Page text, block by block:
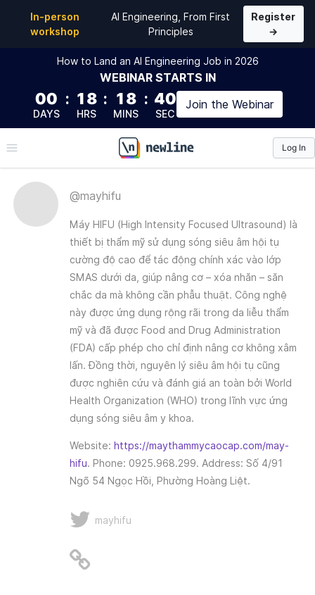
In-person
workshop
AI Engineering, From First
Principles
Register
→
How to Land an AI Engineering Job in 2026
WEBINAR STARTS IN
00
DAYS
: 18
HRS
: 18
MINS
: 40
SEC
Join the Webinar
\newline
Log In
@mayhifu
Máy HIFU (High Intensity Focused Ultrasound) là
thiết bị thẩm mỹ sử dụng sóng siêu âm hội tụ
cường độ cao để tác động chính xác vào lớp
SMAS dưới da, giúp nâng cơ – xóa nhăn – săn
chắc da mà không cần phẫu thuật. Công nghệ
này được ứng dụng rộng rãi trong da liễu thẩm
mỹ và đã được Food and Drug Administration
(FDA) cấp phép cho chỉ định nâng cơ không xâm
lấn. Đồng thời, nguyên lý siêu âm hội tụ cũng
được nghiên cứu và đánh giá an toàn bởi World
Health Organization (WHO) trong lĩnh vực ứng
dụng sóng siêu âm y khoa.
Website: https://maythammycaocap.com/may-
hifu. Phone: 0925.968.299. Address: Số 4/91
Ngõ 54 Ngọc Hồi, Phường Hoàng Liệt.
mayhifu